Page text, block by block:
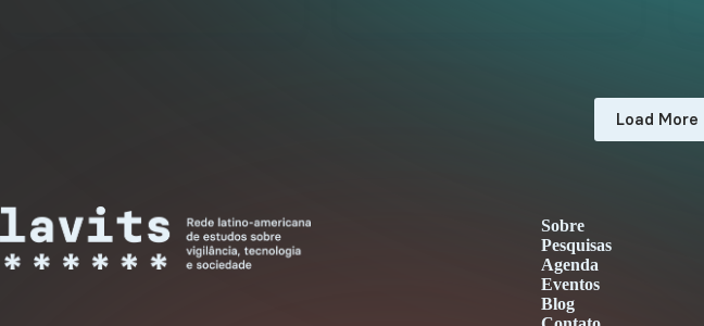
Load More
Sobre
Pesquisas
Agenda
Eventos
Blog